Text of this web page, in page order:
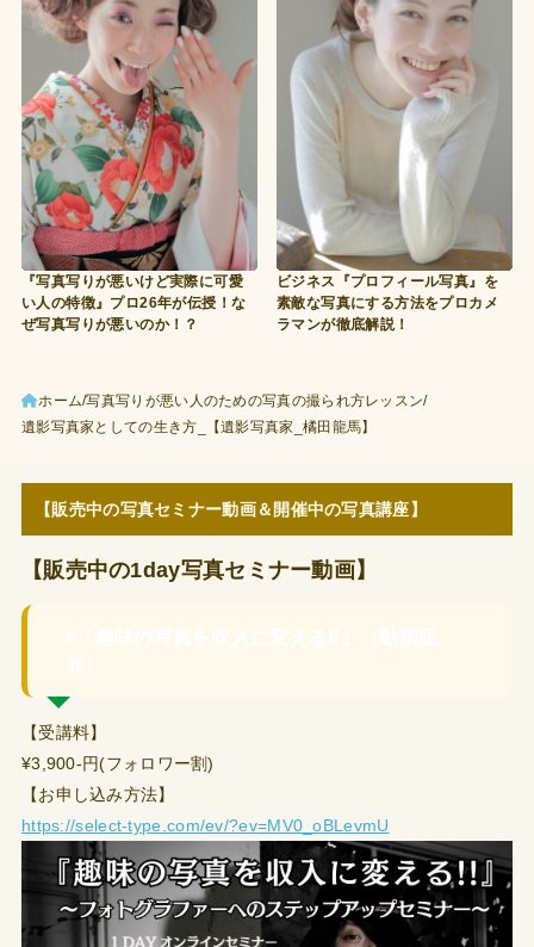
『写真写りが悪いけど実際に可愛
い人の特徴』プロ26年が伝授！な
ぜ写真写りが悪いのか！？
ビジネス『プロフィール写真』を
素敵な写真にする方法をプロカメ
ラマンが徹底解説！
ホーム 写真写りが悪い人のための写真の撮られ方レッスン
遺影写真家としての生き方_【遺影写真家_橘田龍馬】
【販売中の写真セミナー動画＆開催中の写真講座】
【販売中の1day写真セミナー動画】
【受講料】
¥3,900-円(フォロワー割)
【お申し込み方法】
https://select-type.com/ev/?ev=MV0_oBLevmU